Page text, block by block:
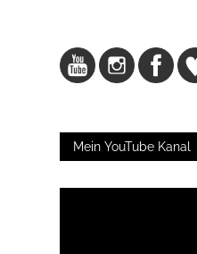
Mein YouTube Kanal